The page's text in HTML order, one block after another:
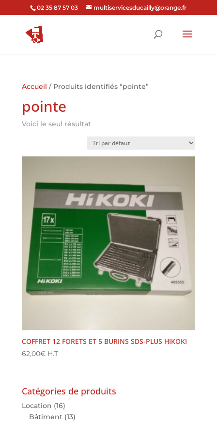
02 35 87 57 03 multiservicesducailly@orange.fr
Accueil / Produits identifiés “pointe”
pointe
Voici le seul résultat
COFFRET 12 FORETS ET 5 BURINS SDS-PLUS HIKOKI
62,00€ H.T
Catégories de produits
Location (16)
Bâtiment (13)